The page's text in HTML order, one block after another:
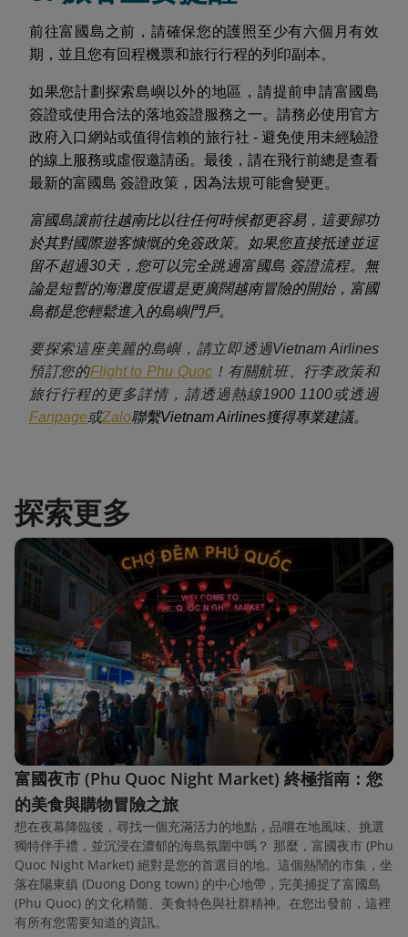
前往富國島之前，請確保您的護照至少有六個月有效
期，並且您有回程機票和旅行行程的列印副本。
如果您計劃探索島嶼以外的地區，請提前申請富國島
簽證或使用合法的落地簽證服務之一。請務必使用官方
政府入口網站或值得信賴的旅行社 - 避免使用未經驗證
的線上服務或虛假邀請函。最後，請在飛行前總是查看
最新的富國島 簽證政策，因為法規可能會變更。
富國島讓前往越南比以往任何時候都更容易，這要歸功
於其對國際遊客慷慨的免簽政策。如果您直接抵達並逗
留不超過30天，您可以完全跳過富國島 簽證流程。無
論是短暫的海灘度假還是更廣闊越南冒險的開始，富國
島都是您輕鬆進入的島嶼門戶。
要探索這座美麗的島嶼，請立即透過Vietnam Airlines
預訂您的Flight to Phu Quoc！有關航班、行李政策和
旅行行程的更多詳情，請透過熱線1900 1100或透過
Fanpage或Zalo聯繫Vietnam Airlines獲得專業建議。
探索更多
富國夜市 (Phu Quoc Night Market) 終極指南：您
的美食與購物冒險之旅
想在夜幕降臨後，尋找一個充滿活力的地點，品嚐在地風味、挑選
獨特伴手禮，並沉浸在濃郁的海島氛圍中嗎？ 那麼，富國夜市 (Phu
Quoc Night Market) 絕對是您的首選目的地。這個熱鬧的市集，坐
落在陽東鎮 (Duong Dong town) 的中心地帶，完美捕捉了富國島
(Phu Quoc) 的文化精髓、美食特色與社群精神。在您出發前，這裡
有所有您需要知道的資訊。